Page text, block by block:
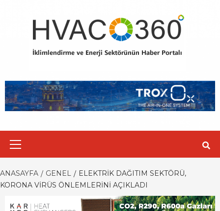
ANASAYFA GENEL
ELEKTRIK DAĞITIM SEKTÖRÜ,
KORONA VIRÜS ÖNLEMLERINI AÇIKLADI